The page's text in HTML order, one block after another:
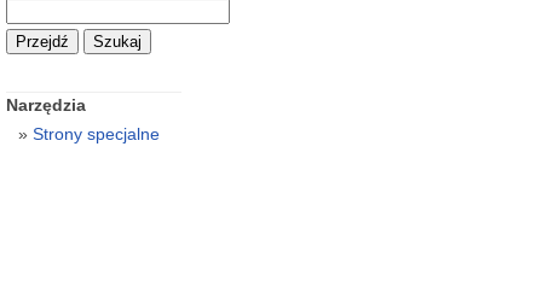
Narzędzia
Strony specjalne